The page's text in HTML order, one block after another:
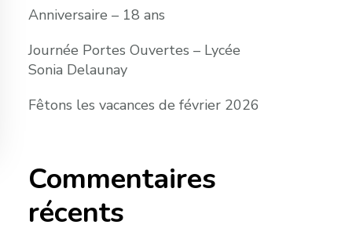
Anniversaire – 18 ans
Journée Portes Ouvertes – Lycée
Sonia Delaunay
Fêtons les vacances de février 2026
Commentaires
récents